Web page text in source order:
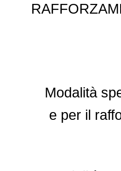
Modalità
e per il